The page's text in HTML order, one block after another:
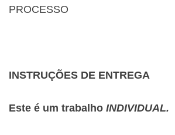
PROCESSO
INSTRUÇÕES DE ENTREGA
Este é um trabalho INDIVIDUAL.